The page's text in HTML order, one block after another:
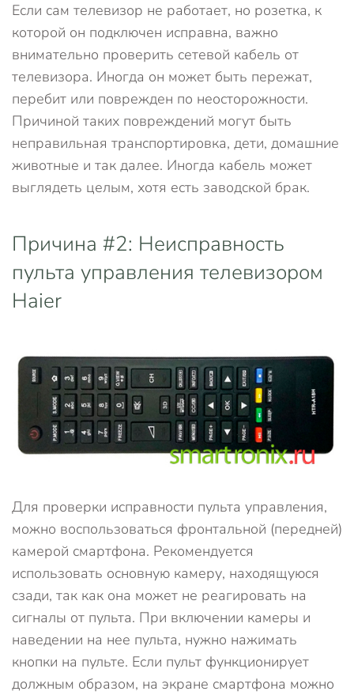
Если сам телевизор не работает, но розетка, к
которой он подключен исправна, важно
внимательно проверить сетевой кабель от
телевизора. Иногда он может быть пережат,
перебит или поврежден по неосторожности.
Причиной таких повреждений могут быть
неправильная транспортировка, дети, домашние
животные и так далее. Иногда кабель может
выглядеть целым, хотя есть заводской брак.
Причина #2: Неисправность
пульта управления телевизором
Haier
Для проверки исправности пульта управления,
можно воспользоваться фронтальной (передней)
камерой смартфона. Рекомендуется
использовать основную камеру, находящуюся
сзади, так как она может не реагировать на
сигналы от пульта. При включении камеры и
наведении на нее пульта, нужно нажимать
кнопки на пульте. Если пульт функционирует
должным образом, на экране смартфона можно